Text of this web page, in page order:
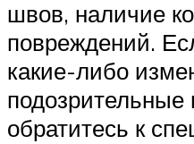
швов, наличие
повреждений.
какие-либо
подозрительные
обратитесь к